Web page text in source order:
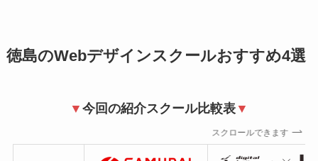
徳島のWebデザインスクールおすすめ4選
▼ 今回の紹介スクール比較表 ▼
スクロールできます